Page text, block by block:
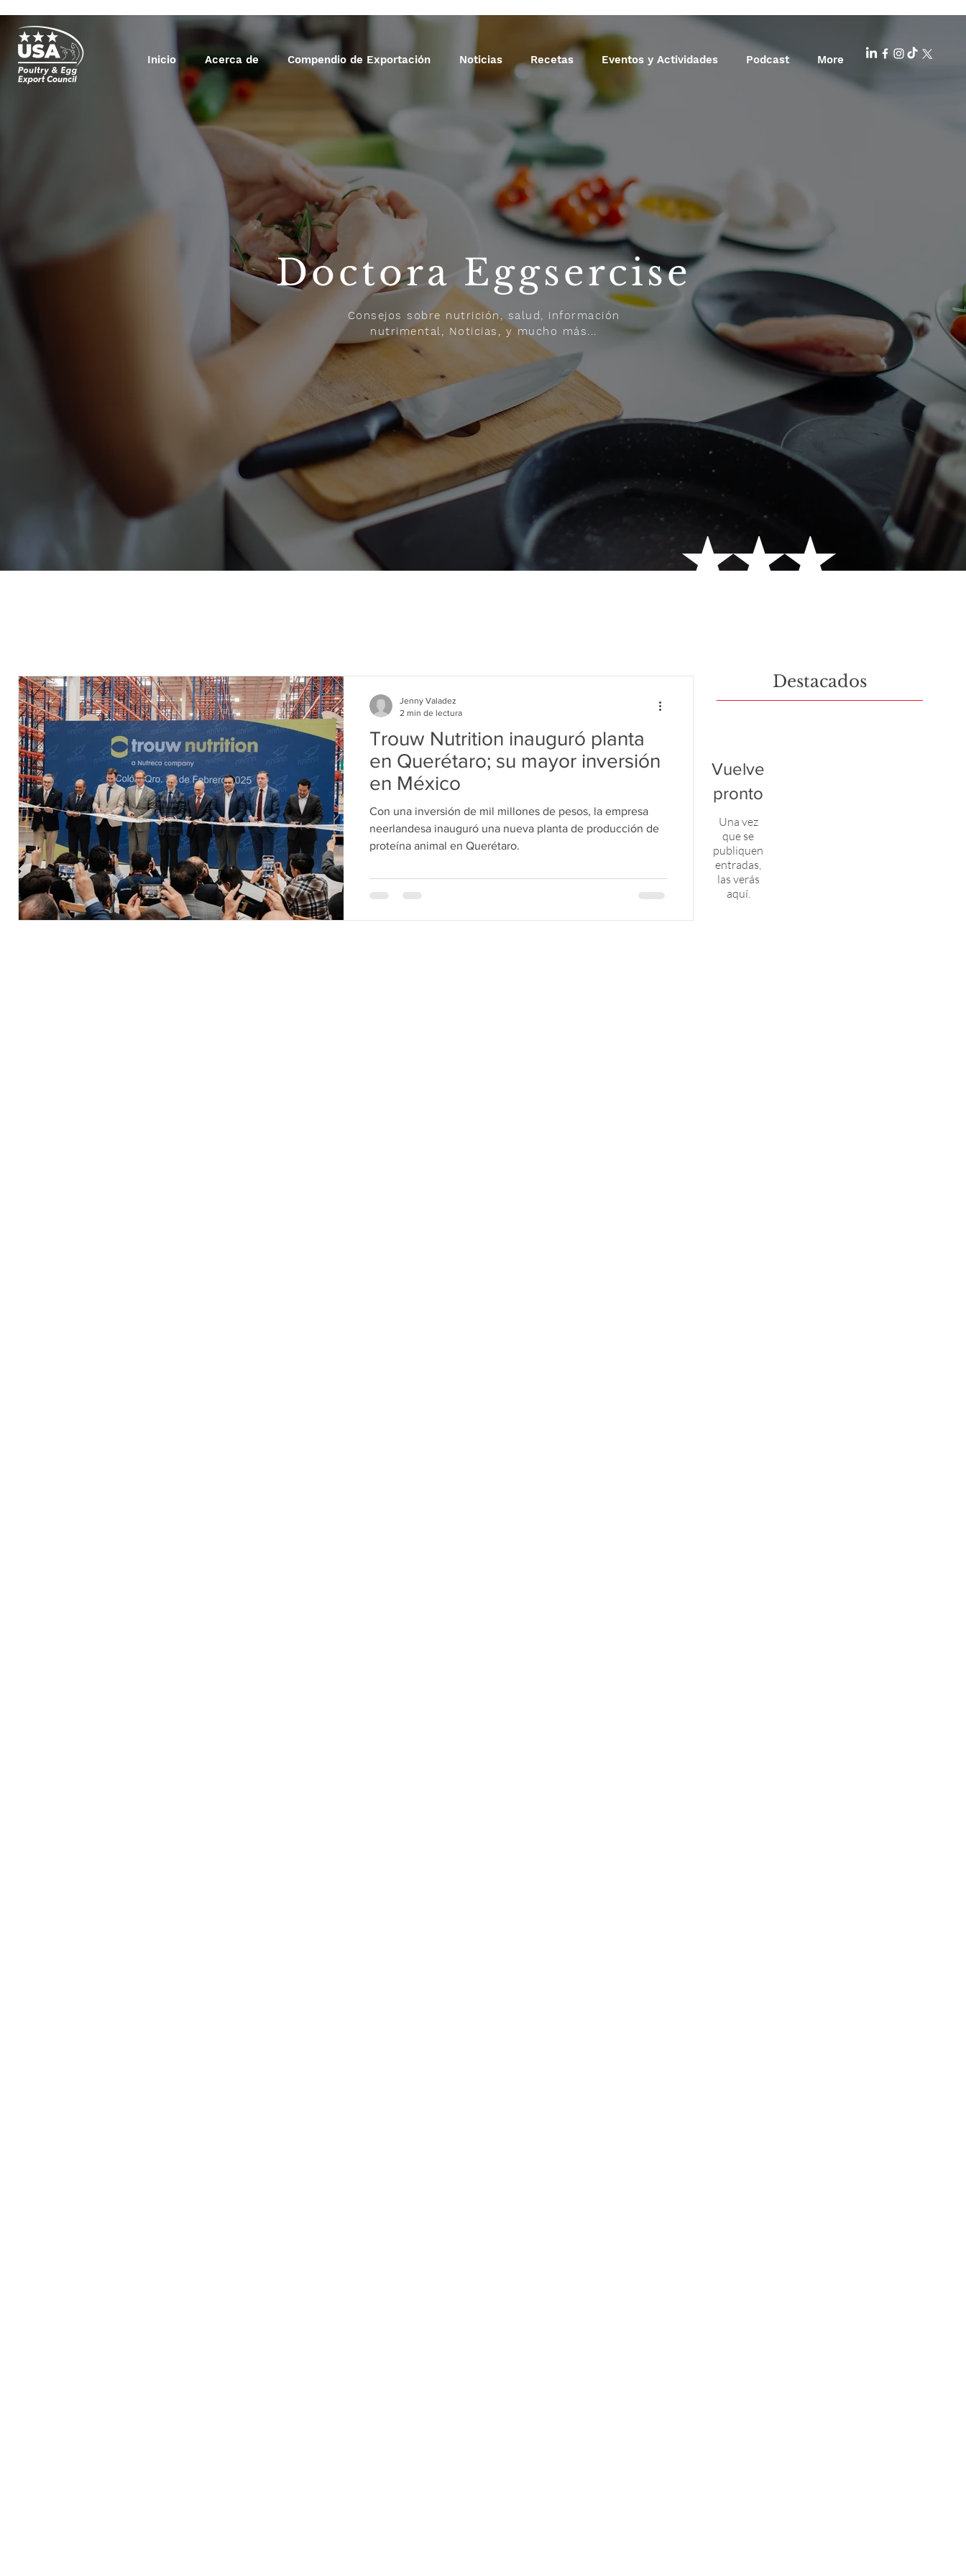
Inicio Acerca de Compendio de Exportación Noticias Recetas Eventos y Actividades Podcast More
Doctora Eggsercise
Consejos sobre nutrición, salud, información
nutrimental, Noticias, y mucho más...
Trouw Nutrition inauguró planta
en Querétaro; su mayor inversión
en México
Con una inversión de mil millones de pesos, la empresa
neerlandesa inauguró una nueva planta de producción de
proteína animal en Querétaro.
Jenny Valadez
2 min de lectura
Destacados
Vuelve
pronto
Una vez
que se
publiquen
entradas,
las verás
aquí.